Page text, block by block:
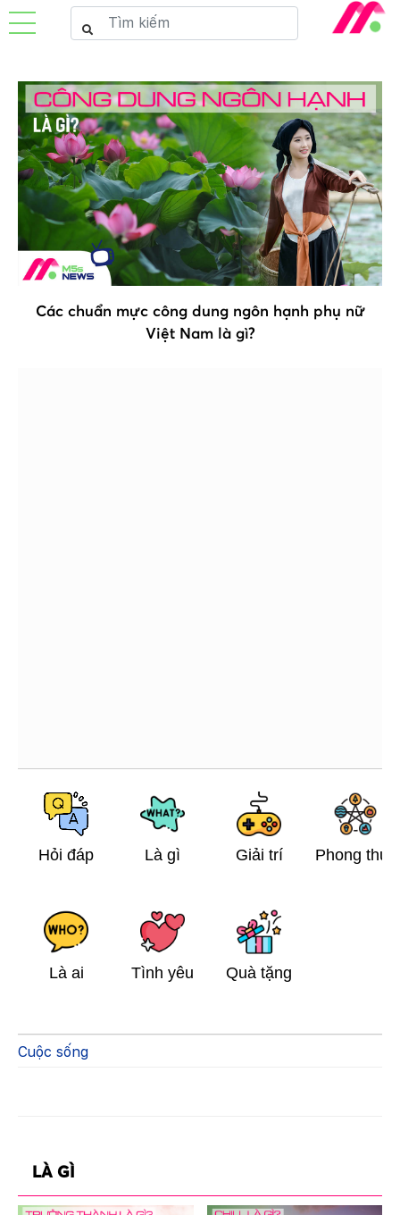
Các chuẩn mực công dung ngôn hạnh phụ nữ
Việt Nam là gì?
Hỏi đáp
Là ai
Là gì
Tình yêu
Giải trí
Quà tặng
Phong thủy
Cuộc sống
LÀ GÌ